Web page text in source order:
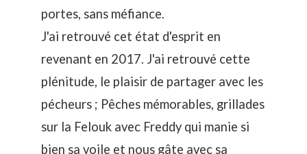
portes, sans méfiance.
J'ai retrouvé cet état d'esprit en
revenant en 2017. J'ai retrouvé cette
plénitude, le plaisir de partager avec les
pécheurs ; Pêches mémorables, grillades
sur la Felouk avec Freddy qui manie si
bien sa voile et nous gâte avec sa